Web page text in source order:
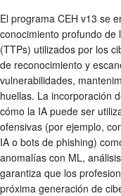
El programa CEH v13 se
conocimiento profundo de
(TTPs) utilizados por los
de reconocimiento y
vulnerabilidades,
huellas. La incorporación
cómo la IA puede ser
ofensivas (por ejemplo,
IA o bots de phishing)
anomalías con ML,
garantiza que los
próxima generación de